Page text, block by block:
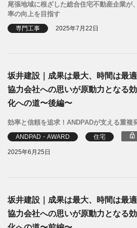
尾張地域に根ざした総合住宅不動産企業が
率の向上を目指す
専門工事 2025年7月22日
坂井建設｜成果は最大、時間は最適
協力会社への思いが原動力となる
化への道〜後編〜
効率と信頼を追求！ANDPADが支える重複
ANDPAD・AWARD 住宅
2025年6月25日
坂井建設｜成果は最大、時間は最適
協力会社への思いが原動力となる